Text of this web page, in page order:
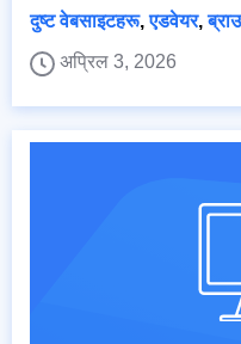
दुष्ट वेबसाइटहरू,एडवेयर,
अप्रिल 3, 2026